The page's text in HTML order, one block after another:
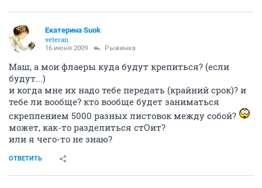
Екатерина Suok
veteran
16 июня 2009 Рыжинка
Маш, а мои флаеры куда будут крепиться? (если
будут...)
и когда мне их надо тебе передать (крайний срок)? и
тебе ли вообще? кто вообще будет заниматься
скреплением 5000 разных листовок между собой?
может, как-то разделиться стОит?
или я чего-то не знаю?
ОТВЕТИТЬ